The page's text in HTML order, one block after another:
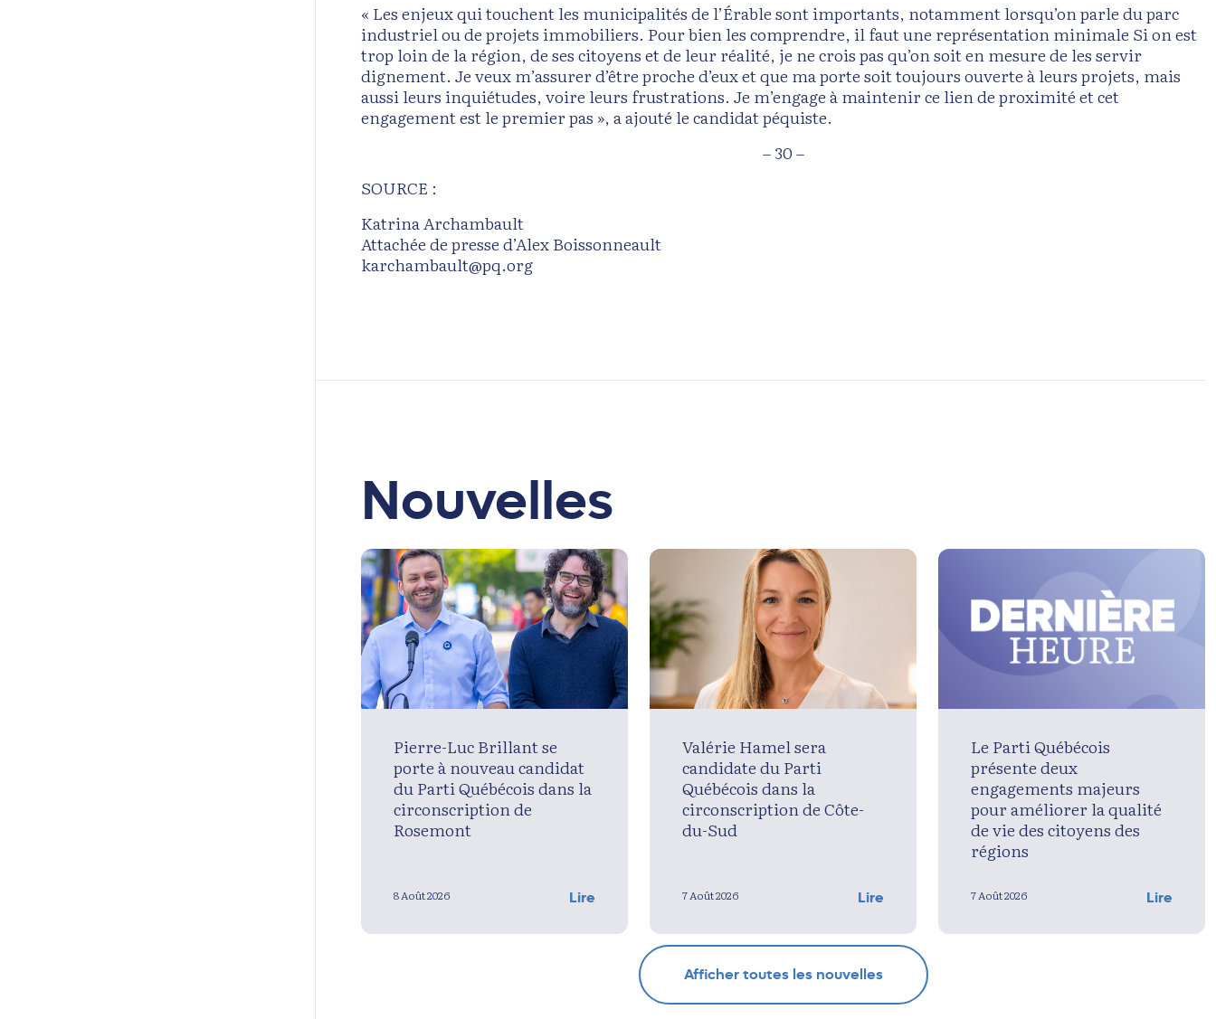
« Les enjeux qui touchent les municipalités de l’Érable sont importants, notamment lorsqu’on parle du parc
industriel ou de projets immobiliers. Pour bien les comprendre, il faut une représentation minimale Si on est
trop loin de la région, de ses citoyens et de leur réalité, je ne crois pas qu’on soit en mesure de les servir
dignement. Je veux m’assurer d’être proche d’eux et que ma porte soit toujours ouverte à leurs projets, mais
aussi leurs inquiétudes, voire leurs frustrations. Je m’engage à maintenir ce lien de proximité et cet
engagement est le premier pas », a ajouté le candidat péquiste.
– 30 –
SOURCE :
Katrina Archambault
Attachée de presse d’Alex Boissonneault
karchambault@pq.org
Nouvelles
Pierre-Luc Brillant se
porte à nouveau candidat
du Parti Québécois dans la
circonscription de
Rosemont
8 Août 2026 Lire
Valérie Hamel sera
candidate du Parti
Québécois dans la
circonscription de Côte-
du-Sud
7 Août 2026 Lire
Le Parti Québécois
présente deux
engagements majeurs
pour améliorer la qualité
de vie des citoyens des
régions
7 Août 2026 Lire
Afficher toutes les nouvelles